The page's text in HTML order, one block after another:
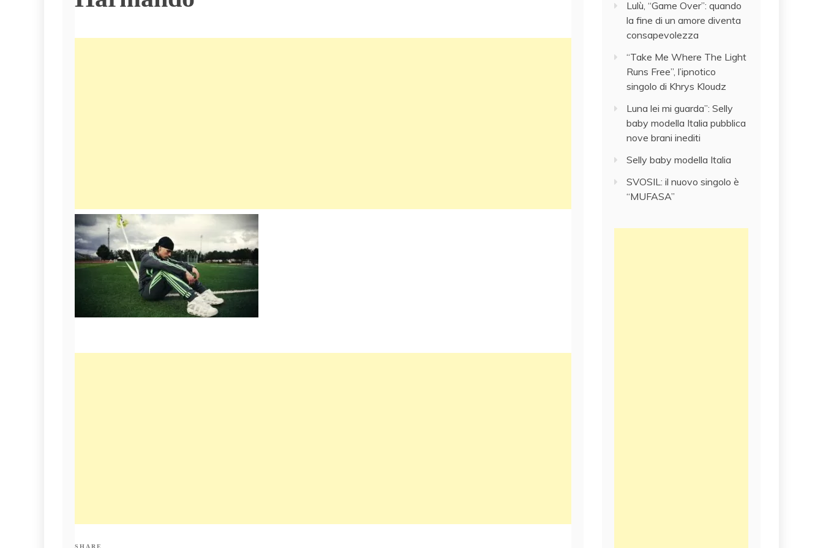
SHARE
Lulù, “Game Over”: quando
la fine di un amore diventa
consapevolezza
“Take Me Where The Light
Runs Free”, l’ipnotico
singolo di Khrys Kloudz
Luna lei mi guarda”: Selly
baby modella Italia pubblica
nove brani inediti
Selly baby modella Italia
SVOSIL: il nuovo singolo è
“MUFASA”